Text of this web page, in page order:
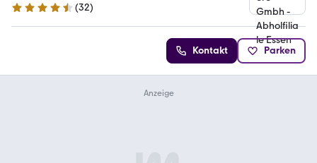
4.7 Sterne
(32)
Kontakt Parken